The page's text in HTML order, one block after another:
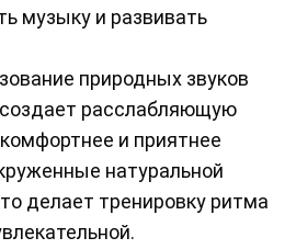
музыку и развивать
природных звуков
расслабляющую
и приятнее
натуральной
делает тренировку ритма